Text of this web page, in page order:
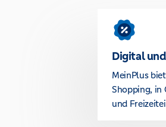
Digital
MeinPlus
Shopping, in
und